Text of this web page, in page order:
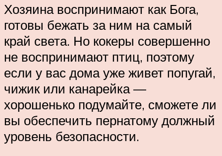
Хозяина воспринимают как Бога,
готовы бежать за ним на самый
край света. Но кокеры совершенно
не воспринимают птиц, поэтому
если у вас дома уже живет попугай,
чижик или канарейка —
хорошенько подумайте, сможете ли
вы обеспечить пернатому должный
уровень безопасности.